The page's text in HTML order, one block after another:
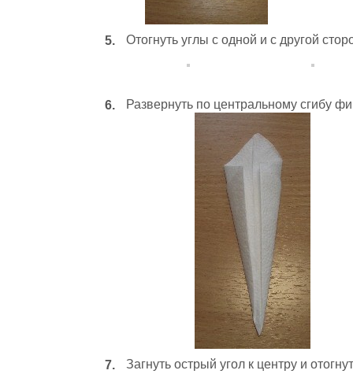
Отогнуть углы с одной и с другой
Развернуть по центральному сгибу
Загнуть острый угол к центру и